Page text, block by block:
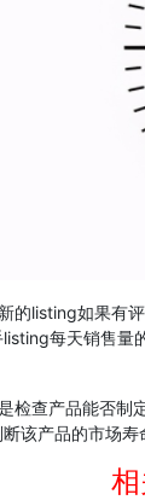
listing如果有评
每天销售量
查产品能否制定
该产品的市场寿